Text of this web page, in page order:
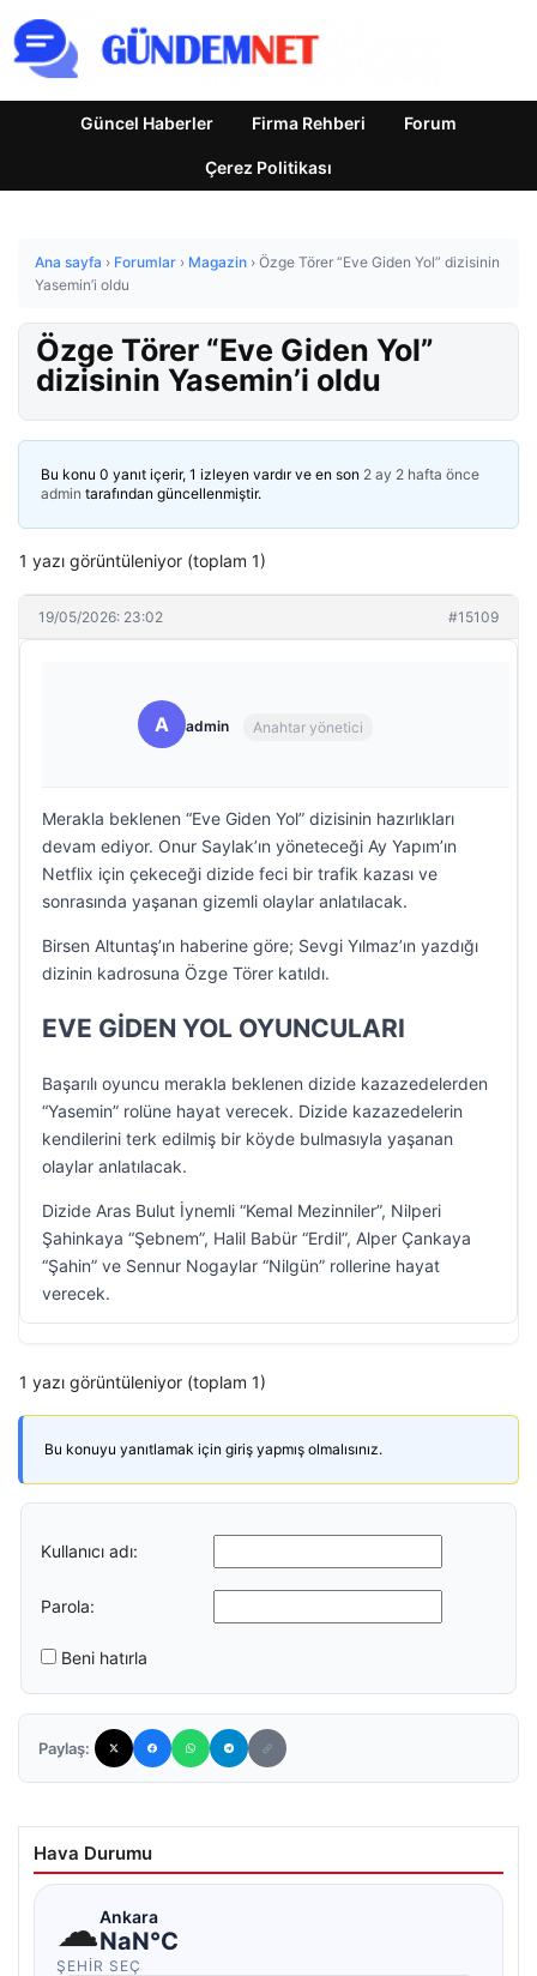
Güncel Haberler Firma Rehberi Forum
Çerez Politikası
Ana sayfa › Forumlar › Magazin › Özge Törer “Eve Giden Yol” dizisinin
Yasemin’i oldu
Özge Törer “Eve Giden Yol”
dizisinin Yasemin’i oldu
Bu konu 0 yanıt içerir, 1 izleyen vardır ve en son 2 ay 2 hafta önce
admin tarafından güncellenmiştir.
1 yazı görüntüleniyor (toplam 1)
19/05/2026: 23:02 #15109
A admin Anahtar yönetici
Merakla beklenen “Eve Giden Yol” dizisinin hazırlıkları
devam ediyor. Onur Saylak’ın yöneteceği Ay Yapım’ın
Netflix için çekeceği dizide feci bir trafik kazası ve
sonrasında yaşanan gizemli olaylar anlatılacak.
Birsen Altuntaş’ın haberine göre; Sevgi Yılmaz’ın yazdığı
dizinin kadrosuna Özge Törer katıldı.
EVE GİDEN YOL OYUNCULARI
Başarılı oyuncu merakla beklenen dizide kazazedelerden
“Yasemin” rolüne hayat verecek. Dizide kazazedelerin
kendilerini terk edilmiş bir köyde bulmasıyla yaşanan
olaylar anlatılacak.
Dizide Aras Bulut İynemli “Kemal Mezinniler”, Nilperi
Şahinkaya “Şebnem”, Halil Babür “Erdil”, Alper Çankaya
“Şahin” ve Sennur Nogaylar “Nilgün” rollerine hayat
verecek.
1 yazı görüntüleniyor (toplam 1)
Bu konuyu yanıtlamak için giriş yapmış olmalısınız.
Kullanıcı adı:
Parola:
Beni hatırla
Paylaş:
Hava Durumu
☁Ankara
NaN°C
ŞEHIR SEÇ